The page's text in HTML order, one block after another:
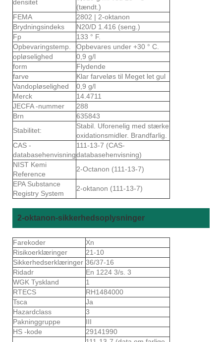
densitet
(tændt.)
FEMA
2802 | 2-oktanon
Brydningsindeks
N20/D 1.416 (seng.)
Fp
133 ° F.
Opbevaringstemp.
Opbevares under +30 ° C.
opløselighed
0,9 g/l
form
Flydende
farve
Klar farveløs til Meget let gul
Vandopløselighed
0,9 g/l
Merck
14.4711
JECFA -nummer
288
Brn
635843
Stabilitet:
Stabil. Uforenelig med stærke
oxidationsmidler. Brandfarlig.
CAS -
databasehenvisning
111-13-7 (CAS-
databasehenvisning)
NIST Kemi
Reference
2-Octanon (111-13-7)
EPA Substance
Registry System
2-oktanon (111-13-7)
2-oktanon-sikkerhedsoplysninger
Farekoder
Xn
Risikoerklæringer
21-10
Sikkerhedserklæringer 36/37-16
Ridadr
En 1224 3/s. 3
WGK Tyskland
1
RTECS
RH1484000
Tsca
Ja
Hazardclass
3
Pakninggruppe
III
HS -kode
29141990